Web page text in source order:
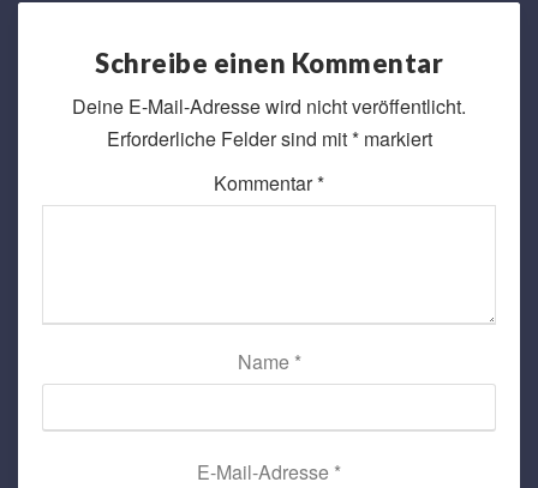
Schreibe einen Kommentar
Deine E-Mail-Adresse wird nicht veröffentlicht.
Erforderliche Felder sind mit*markiert
Kommentar*
Name *
E-Mail-Adresse *